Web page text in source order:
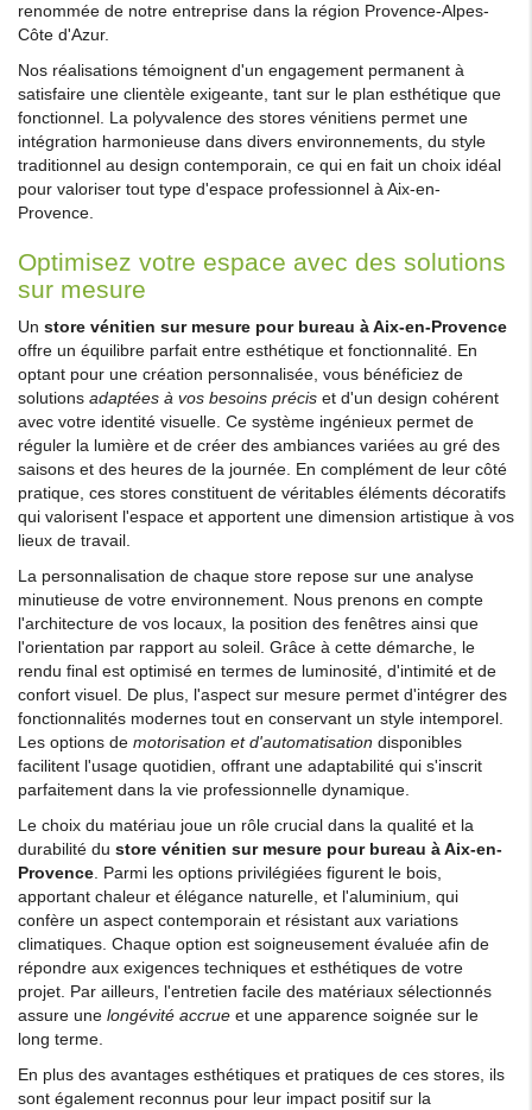
renommée de notre entreprise dans la région Provence-Alpes-
Côte d'Azur.
Nos réalisations témoignent d'un engagement permanent à
satisfaire une clientèle exigeante, tant sur le plan esthétique que
fonctionnel. La polyvalence des stores vénitiens permet une
intégration harmonieuse dans divers environnements, du style
traditionnel au design contemporain, ce qui en fait un choix idéal
pour valoriser tout type d'espace professionnel à Aix-en-
Provence.
Optimisez votre espace avec des solutions
sur mesure
Un store vénitien sur mesure pour bureau à Aix-en-Provence
offre un équilibre parfait entre esthétique et fonctionnalité. En
optant pour une création personnalisée, vous bénéficiez de
solutions adaptées à vos besoins précis et d'un design cohérent
avec votre identité visuelle. Ce système ingénieux permet de
réguler la lumière et de créer des ambiances variées au gré des
saisons et des heures de la journée. En complément de leur côté
pratique, ces stores constituent de véritables éléments décoratifs
qui valorisent l'espace et apportent une dimension artistique à vos
lieux de travail.
La personnalisation de chaque store repose sur une analyse
minutieuse de votre environnement. Nous prenons en compte
l'architecture de vos locaux, la position des fenêtres ainsi que
l'orientation par rapport au soleil. Grâce à cette démarche, le
rendu final est optimisé en termes de luminosité, d'intimité et de
confort visuel. De plus, l'aspect sur mesure permet d'intégrer des
fonctionnalités modernes tout en conservant un style intemporel.
Les options de motorisation et d'automatisation disponibles
facilitent l'usage quotidien, offrant une adaptabilité qui s'inscrit
parfaitement dans la vie professionnelle dynamique.
Le choix du matériau joue un rôle crucial dans la qualité et la
durabilité du store vénitien sur mesure pour bureau à Aix-en-
Provence. Parmi les options privilégiées figurent le bois,
apportant chaleur et élégance naturelle, et l'aluminium, qui
confère un aspect contemporain et résistant aux variations
climatiques. Chaque option est soigneusement évaluée afin de
répondre aux exigences techniques et esthétiques de votre
projet. Par ailleurs, l'entretien facile des matériaux sélectionnés
assure une longévité accrue et une apparence soignée sur le
long terme.
En plus des avantages esthétiques et pratiques de ces stores, ils
sont également reconnus pour leur impact positif sur la